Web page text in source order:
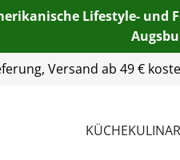
Lifestyle- und
00| E-Mail:
KÜCHE